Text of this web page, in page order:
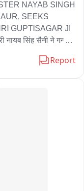
NAYAB SINGH
SEEKS
GUPTISAGAR JI
सिंह सैनी ने गन्नौर
Report